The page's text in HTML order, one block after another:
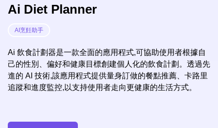
Ai Diet Planner
AI烹飪助手
Ai 飲食計劃器是一款全面的應用程式,可協助使用者根據自
己的性別、偏好和健康目標創建個人化的飲食計劃。透過先
進的 AI 技術,該應用程式提供量身訂做的餐點推薦、卡路里
追蹤和進度監控,以支持使用者走向更健康的生活方式。